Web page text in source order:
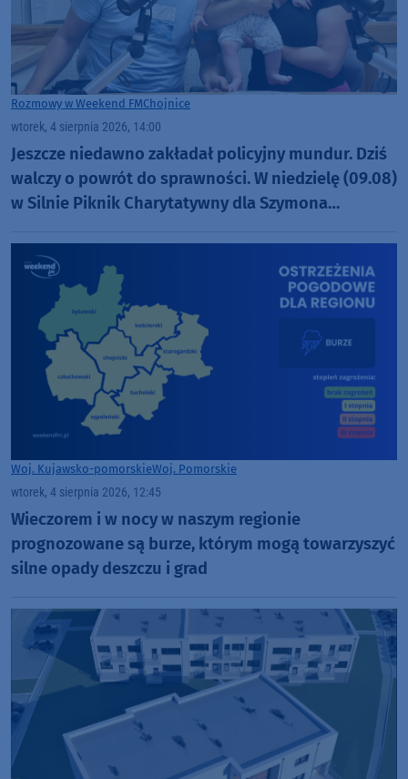
Rozmowy w Weekend FMChojnice
wtorek, 4 sierpnia 2026, 14:00
Jeszcze niedawno zakładał policyjny mundur. Dziś
walczy o powrót do sprawności. W niedzielę (09.08)
w Silnie Piknik Charytatywny dla Szymona
Woj. Kujawsko-pomorskieWoj. Pomorskie
wtorek, 4 sierpnia 2026, 12:45
Wieczorem i w nocy w naszym regionie
prognozowane są burze, którym mogą towarzyszyć
silne opady deszczu i grad